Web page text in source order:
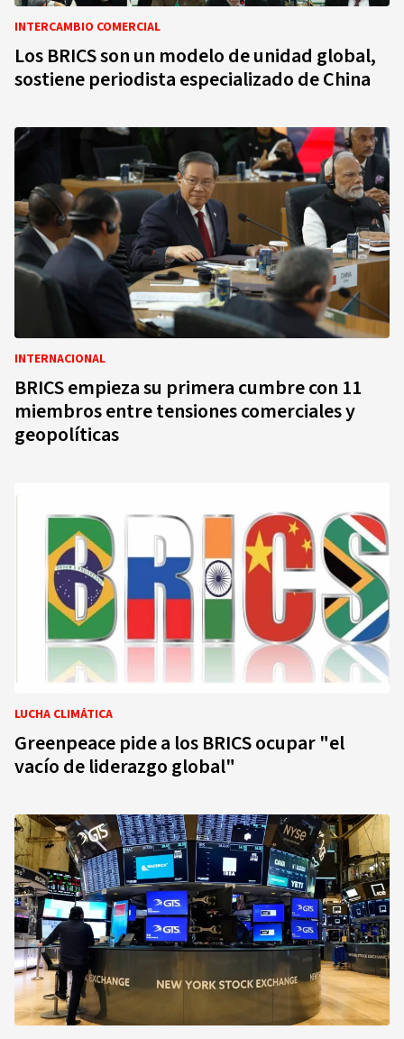
INTERCAMBIO COMERCIAL
Los BRICS son un modelo de unidad global,
sostiene periodista especializado de China
INTERNACIONAL
BRICS empieza su primera cumbre con 11
miembros entre tensiones comerciales y
geopolíticas
LUCHA CLIMÁTICA
Greenpeace pide a los BRICS ocupar "el
vacío de liderazgo global"